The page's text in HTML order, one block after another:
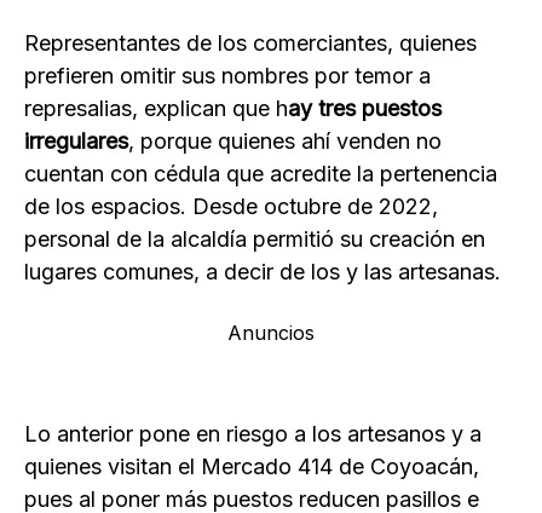
Representantes de los comerciantes, quienes
prefieren omitir sus nombres por temor a
represalias, explican que hay tres puestos
irregulares, porque quienes ahí venden no
cuentan con cédula que acredite la pertenencia
de los espacios. Desde octubre de 2022,
personal de la alcaldía permitió su creación en
lugares comunes, a decir de los y las artesanas.
Anuncios
Lo anterior pone en riesgo a los artesanos y a
quienes visitan el Mercado 414 de Coyoacán,
pues al poner más puestos reducen pasillos e